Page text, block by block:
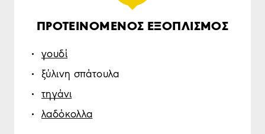
ΠΡΟΤΕΙΝΟΜΕΝΟΣ ΕΞΟΠΛΙΣΜΟΣ
γουδί
ξύλινη σπάτουλα
τηγάνι
λαδόκολλα